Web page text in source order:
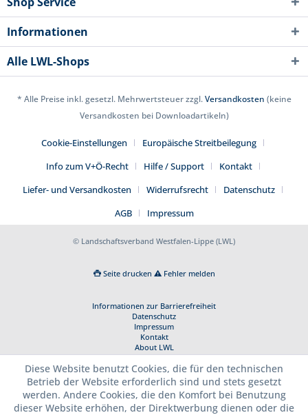
Informationen
Alle LWL-Shops
* Alle Preise inkl. gesetzl. Mehrwertsteuer zzgl.Versandkosten (keine
Versandkosten bei Downloadartikeln)
Cookie-Einstellungen
Europäische Streitbeilegung
Info zum V+Ö-Recht
Hilfe / Support
Kontakt
Liefer- und Versandkosten
Widerrufsrecht
Datenschutz
AGB
Impressum
© Landschaftsverband Westfalen-Lippe (LWL)
Seite drucken Fehler melden
Informationen zur Barrierefreiheit
Datenschutz
Impressum
Kontakt
About LWL
Diese Website benutzt Cookies, die für den technischen
Betrieb der Website erforderlich sind und stets gesetzt
werden. Andere Cookies, die den Komfort bei Benutzung
dieser Website erhöhen, der Direktwerbung dienen oder die